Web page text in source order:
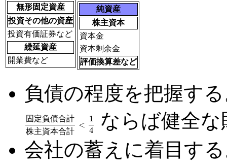
無形固定資産
投資その他の資産
投資有価証券など
繰延資産
開業費など
純資産
株主資本
資本金
資本剰余金
評価換算差など
負債の程度を把握す
固 定負債合計
株主資本合計
<
1
4
固定負債合計株主資 本合計 <1 4
ならば健全
会社の蓄えに着目す